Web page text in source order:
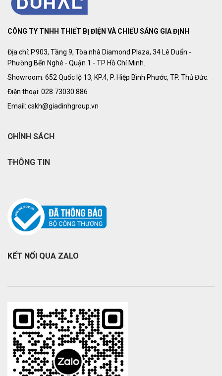
CÔNG TY TNHH THIẾT BỊ ĐIỆN VÀ CHIẾU SÁNG GIA ĐỊNH
Địa chỉ: P.903, Tầng 9, Tòa nhà Diamond Plaza, 34 Lê Duẩn -
Phường Bến Nghé - Quận 1 - TP Hồ Chí Minh.
Showroom: 652 Quốc lộ 13, KP.4, P. Hiệp Bình Phước, TP. Thủ Đức.
Điện thoại: 028 73030 886
Email: cskh@giadinhgroup.vn
CHÍNH SÁCH
THÔNG TIN
KẾT NỐI QUA ZALO